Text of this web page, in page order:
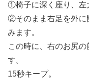
①椅子に深く座り、左
②そのまま右足を外に
みます。
この時に、右のお尻
す。
15秒キープ。